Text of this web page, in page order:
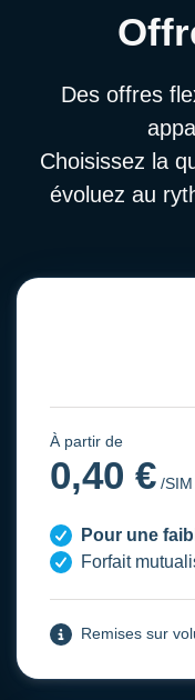
Des offres
Choisissez la
évoluez au
À partir de
0,40 € /SIM
Pour une
Forfait
Remises sur